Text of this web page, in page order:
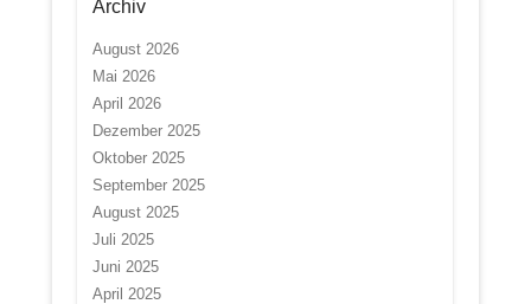
Archiv
August 2026
Mai 2026
April 2026
Dezember 2025
Oktober 2025
September 2025
August 2025
Juli 2025
Juni 2025
April 2025